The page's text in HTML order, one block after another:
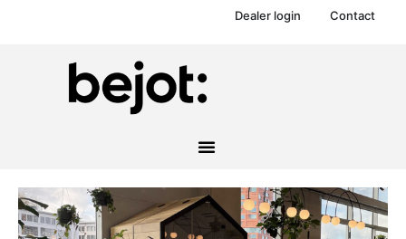
Dealer login Contact